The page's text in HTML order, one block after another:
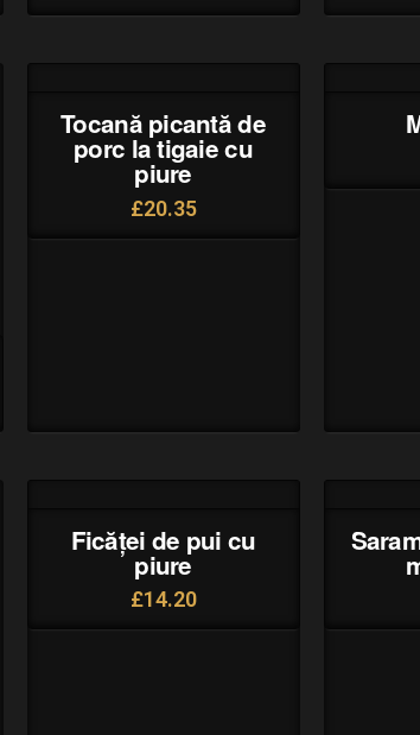
Tocană picantă de
porc la tigaie cu
piure
£20.35
Ficăței de pui cu
piure
£14.20